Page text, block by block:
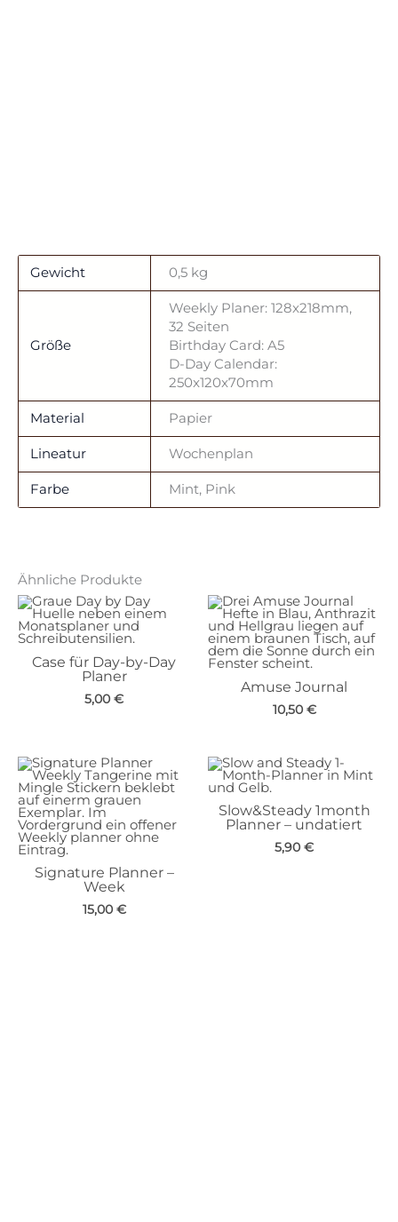
Gewicht 0,5 kg
Größe
Weekly Planer: 128x218mm,
32 Seiten
Birthday Card: A5
D-Day Calendar:
250x120x70mm
Material Papier
Lineatur Wochenplan
Farbe Mint, Pink
Ähnliche Produkte
Case für Day-by-Day
Planer
5,00 €
Amuse Journal
10,50 €
Signature Planner –
Week
15,00 €
Slow&Steady 1month
Planner – undatiert
5,90 €